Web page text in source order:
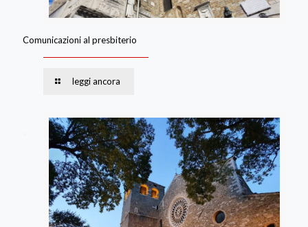
Comunicazioni al presbiterio
leggi ancora